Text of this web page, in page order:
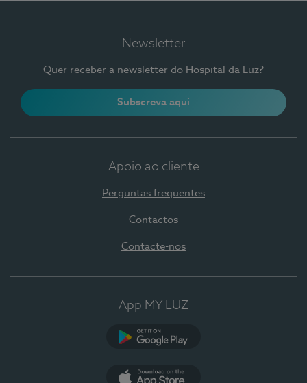
Newsletter
Quer receber a newsletter do Hospital da Luz?
Subscreva aqui
Apoio ao cliente
Perguntas frequentes
Contactos
Contacte-nos
App MY LUZ